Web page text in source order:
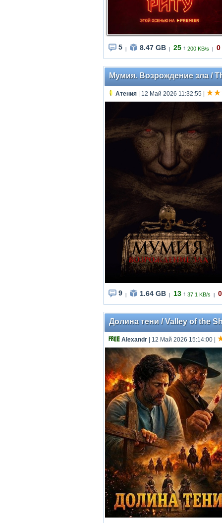
5 8.47 GB 25 ↑ 200 KB/s 0
Мумия. Возрождение зла /
Атения | 12 Май 2026 11:32:55
9 1.64 GB 13 ↑ 37.1 KB/s 0
Долина тени / Valley of the
Аlехаndr | 12 Май 2026 15:14:00